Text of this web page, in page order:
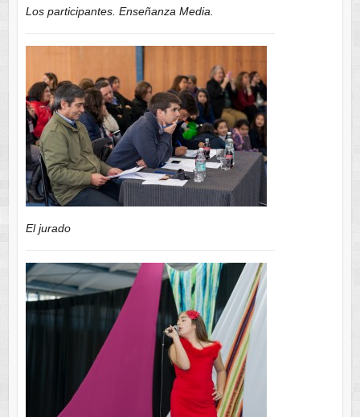
Los participantes. Enseñanza Media.
El jurado